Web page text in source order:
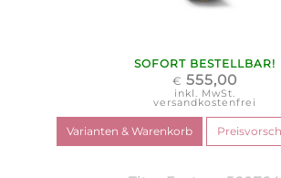
SOFORT BESTELLBAR!
€ 555,00
inkl. MwSt.
versandkostenfrei